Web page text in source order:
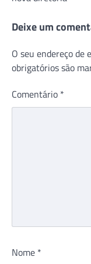
Post
Deixe um
O seu endereço de
obrigatórios são
Comentário *
Nome *